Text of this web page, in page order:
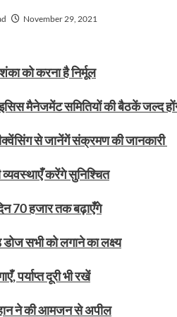
November 29, 2021
को करना है निर्मूल
मैनेजमेंट समितियों की बैठकें जल्द
से जानेंगें संक्रमण की जानकारी
व्यवस्थाएँ करेंगे सुनिश्चित
70 हजार तक बढ़ाएँगे
सभी को लगाने का लक्ष्य
,पर्याप्त दूरी भी रखें
ने की आमजन से अपील